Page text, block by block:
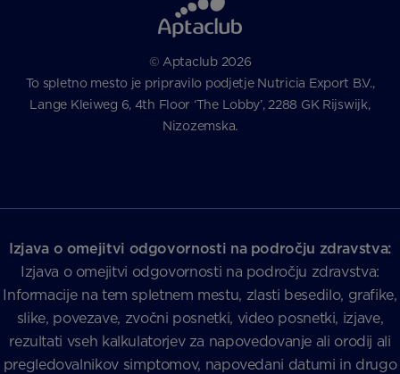
© Aptaclub 2026
To spletno mesto je pripravilo podjetje Nutricia Export B.V.,
Lange Kleiweg 6, 4th Floor ‘The Lobby’, 2288 GK Rijswijk,
Nizozemska.
Izjava o omejitvi odgovornosti na področju zdravstva:
Izjava o omejitvi odgovornosti na področju zdravstva:
Informacije na tem spletnem mestu, zlasti besedilo, grafike,
slike, povezave, zvočni posnetki, video posnetki, izjave,
rezultati vseh kalkulatorjev za napovedovanje ali orodij ali
pregledovalnikov simptomov, napovedani datumi in drugo